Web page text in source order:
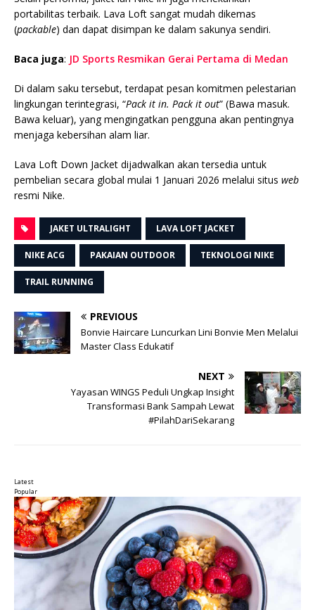
portabilitas terbaik. Lava Loft sangat mudah dikemas
(packable) dan dapat disimpan ke dalam sakunya sendiri.
Baca juga: JD Sports Resmikan Gerai Pertama di Medan
Di dalam saku tersebut, terdapat pesan komitmen pelestarian
lingkungan terintegrasi, “Pack it in. Pack it out” (Bawa masuk.
Bawa keluar), yang mengingatkan pengguna akan pentingnya
menjaga kebersihan alam liar.
Lava Loft Down Jacket dijadwalkan akan tersedia untuk
pembelian secara global mulai 1 Januari 2026 melalui situs web
resmi Nike.
JAKET ULTRALIGHT LAVA LOFT JACKET
NIKE ACG PAKAIAN OUTDOOR TEKNOLOGI NIKE
TRAIL RUNNING
PREVIOUS
Bonvie Haircare Luncurkan Lini Bonvie Men Melalui
Master Class Edukatif
NEXT
Yayasan WINGS Peduli Ungkap Insight
Transformasi Bank Sampah Lewat
#PilahDariSekarang
Latest
Popular